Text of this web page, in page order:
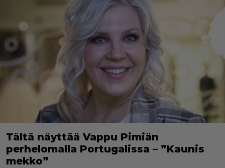
Tältä näyttää Vappu Pimiän
perhelomalla Portugalissa – ”Kaunis
mekko”